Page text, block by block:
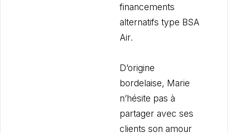
financements
alternatifs type BSA
Air.
D’origine
bordelaise, Marie
n’hésite pas à
partager avec ses
clients son amour